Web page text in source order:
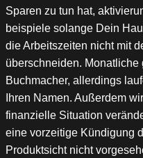
Sparen zu tun hat,
beispiele solange Dein
die Arbeitszeiten nicht mit
überschneiden.
Buchmacher, allerdings
Ihren Namen. Außerdem
finanzielle Situation
eine vorzeitige Kündigung
Produktsicht nicht